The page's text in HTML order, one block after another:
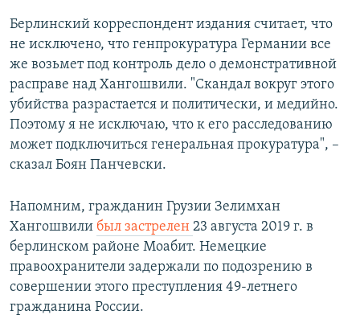
Берлинский корреспондент издания считает, что
не исключено, что генпрокуратура Германии все
же возьмет под контроль дело о демонстративной
расправе над Хангошвили. "Скандал вокруг этого
убийства разрастается и политически, и медийно.
Поэтому я не исключаю, что к его расследованию
может подключиться генеральная прокуратура", –
сказал Боян Панчевски.
Напомним, гражданин Грузии Зелимхан
Хангошвили был застрелен 23 августа 2019 г. в
берлинском районе Моабит. Немецкие
правоохранители задержали по подозрению в
совершении этого преступления 49-летнего
гражданина России.